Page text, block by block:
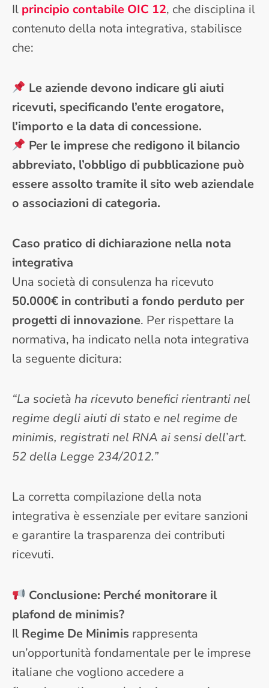
Il principio contabile OIC 12, che disciplina il
contenuto della nota integrativa, stabilisce
che:
Le aziende devono indicare gli aiuti
ricevuti, specificando l’ente erogatore,
l’importo e la data di concessione.
Per le imprese che redigono il bilancio
abbreviato, l’obbligo di pubblicazione può
essere assolto tramite il sito web aziendale
o associazioni di categoria.
Caso pratico di dichiarazione nella nota
integrativa
Una società di consulenza ha ricevuto
50.000€ in contributi a fondo perduto per
progetti di innovazione. Per rispettare la
normativa, ha indicato nella nota integrativa
la seguente dicitura:
“La società ha ricevuto benefici rientranti nel
regime degli aiuti di stato e nel regime de
minimis, registrati nel RNA ai sensi dell’art.
52 della Legge 234/2012.”
La corretta compilazione della nota
integrativa è essenziale per evitare sanzioni
e garantire la trasparenza dei contributi
ricevuti.
Conclusione: Perché monitorare il
plafond de minimis?
Il Regime De Minimis rappresenta
un’opportunità fondamentale per le imprese
italiane che vogliono accedere a